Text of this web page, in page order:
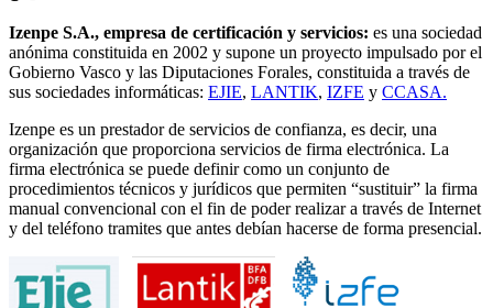
Izenpe S.A., empresa de certificación y servicios: es una sociedad
anónima constituida en 2002 y supone un proyecto impulsado por el
Gobierno Vasco y las Diputaciones Forales, constituida a través de
sus sociedades informáticas: EJIE, LANTIK, IZFE y CCASA.
Izenpe es un prestador de servicios de confianza, es decir, una
organización que proporciona servicios de firma electrónica. La
firma electrónica se puede definir como un conjunto de
procedimientos técnicos y jurídicos que permiten “sustituir” la firma
manual convencional con el fin de poder realizar a través de Internet
y del teléfono tramites que antes debían hacerse de forma presencial.